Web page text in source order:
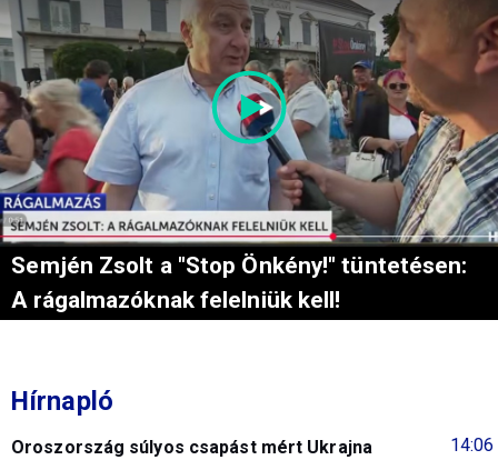
Semjén Zsolt a "Stop Önkény!" tüntetésen:
A rágalmazóknak felelniük kell!
Hírnapló
14:06
Oroszország súlyos csapást mért Ukrajna